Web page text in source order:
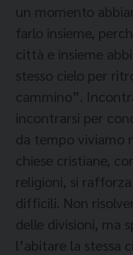
un momento
farlo insieme,
città e insieme
stesso cielo per
cammino”.
incontrarsi per
da tempo viviamo
chiese cristiane,
religioni, si
difficili. Non
delle divisioni, ma
l’abitare la stessa